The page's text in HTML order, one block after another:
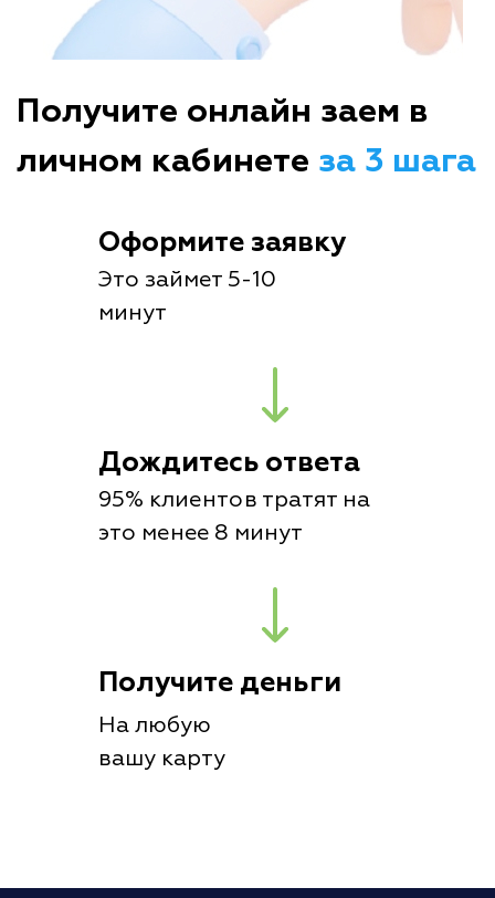
Получите онлайн заем в
личном кабинете за 3 шага
Оформите заявку
Это займет 5-10
минут
Дождитесь ответа
95% клиентов тратят на
это менее 8 минут
Получите деньги
На любую
вашу карту